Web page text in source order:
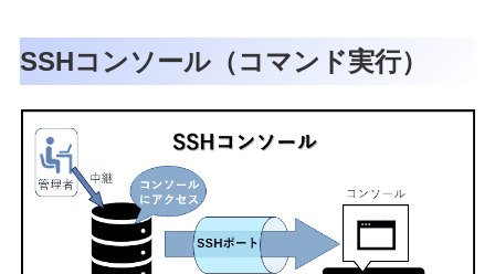
SSHコンソール（コマンド実行）